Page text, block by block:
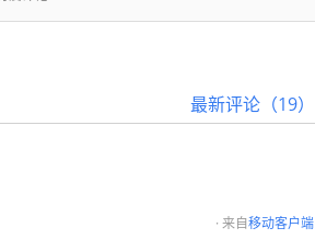
最新评论（19）
· 来自移动客户端